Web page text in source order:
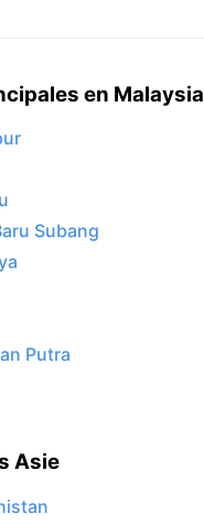
en Malaysia
Subang
Putra
Asie